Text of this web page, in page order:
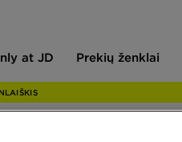
at JD
ženklai
Prekių ženklai